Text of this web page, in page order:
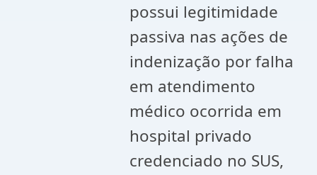
possui legitimidade
passiva nas ações de
indenização por falha
em atendimento
médico ocorrida em
hospital privado
credenciado no SUS,